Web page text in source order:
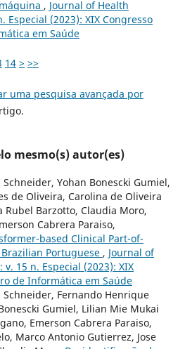
, Journal of Health
Especial (2023): XIX Congresso
em Saúde
14 > >>
uma pesquisa avançada por
mesmo(s) autor(es)
Yohan Bonescki Gumiel,
de Oliveira, Carolina de Oliveira
Rubel Barzotto, Claudia Moro,
Cabrera Paraiso,
based Clinical Part-of-
Portuguese , Journal of
15 n. Especial (2023): XIX
de Informática em Saúde
Schneider, Fernando Henrique
Gumiel, Lilian Mie Mukai
Emerson Cabrera Paraiso,
Marco Antonio Gutierrez, Jose